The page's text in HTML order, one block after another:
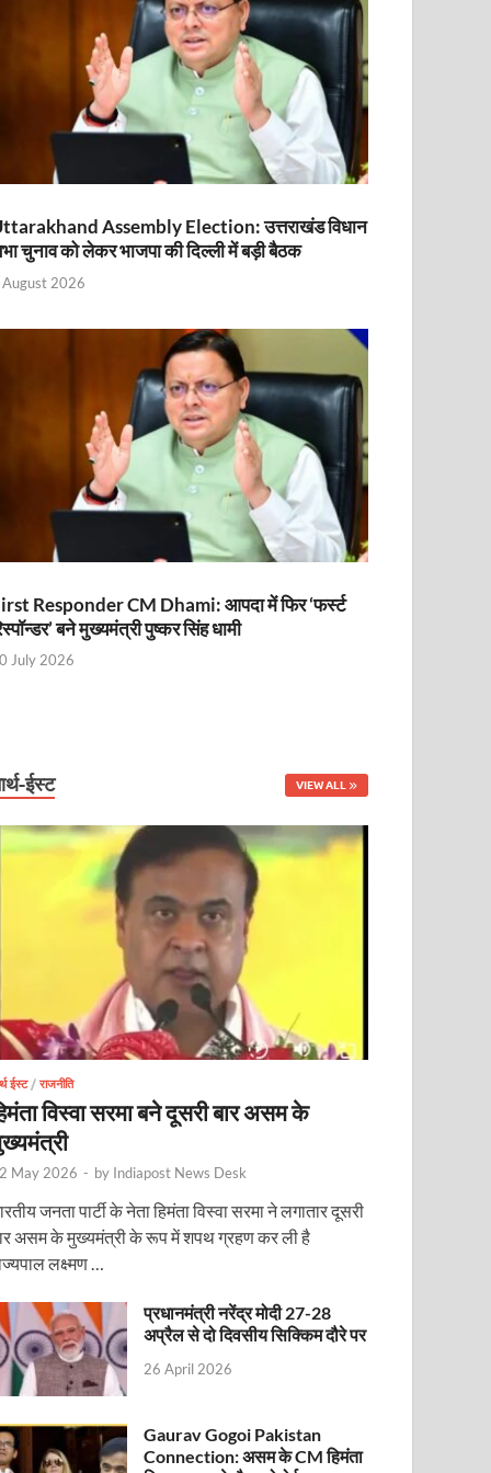
Assembly Election: उत्तराखंड विधान
चुनाव को लेकर भाजपा की दिल्ली में बड़ी बैठक
2026
Responder CM Dhami: आपदा में फिर ‘फर्स्ट
बने मुख्यमंत्री पुष्कर सिंह धामी
July 2026
ईस्ट VIEW ALL
ईस्ट/राजनीति
विस्वा सरमा बने दूसरी बार असम के
May 2026 - by Indiapost News Desk
जनता पार्टी के नेता हिमंता विस्वा सरमा ने लगातार दूसरी
असम के मुख्यमंत्री के रूप में शपथ ग्रहण कर ली है
लक्ष्मण …
प्रधानमंत्री नरेंद्र मोदी 27-28
अप्रैल से दो दिवसीय सिक्किम दौरे पर
26 April 2026
Gaurav Gogoi Pakistan
Connection: असम के CM हिमंता